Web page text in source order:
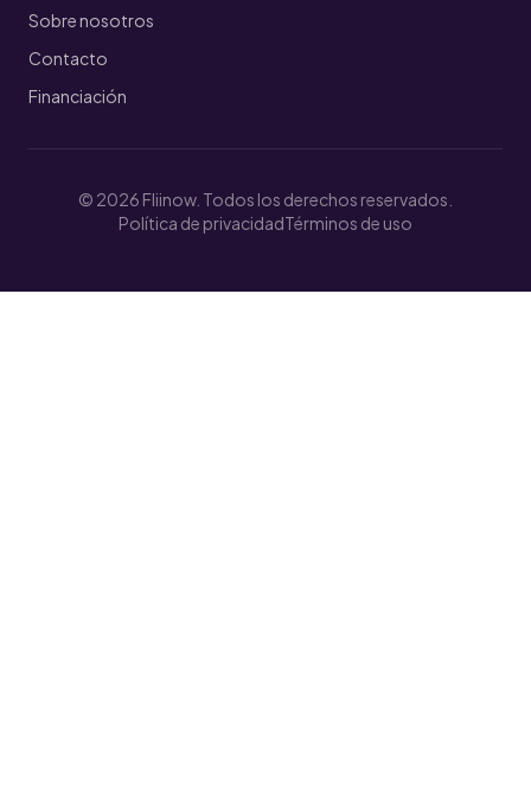
Sobre nosotros
Contacto
Financiación
© 2026 Fliinow. Todos los derechos reservados.
Política de privacidadTérminos de uso